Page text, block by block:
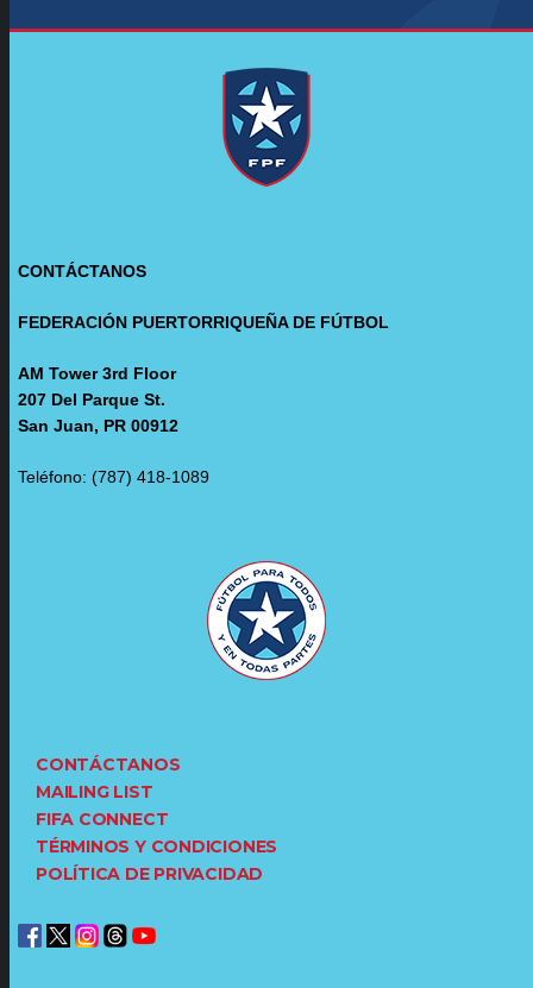
CONTÁCTANOS
FEDERACIÓN PUERTORRIQUEÑA DE FÚTBOL
AM Tower 3rd Floor
207 Del Parque St.
San Juan, PR 00912
Teléfono: (787) 418-1089
CONTÁCTANOS
MAILING LIST
FIFA CONNECT
TÉRMINOS Y CONDICIONES
POLÍTICA DE PRIVACIDAD